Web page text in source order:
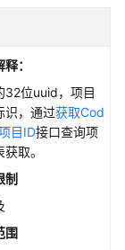
：
32位uuid，项目
识，通过获取Cod
目ID接口查询项
取。
制
围